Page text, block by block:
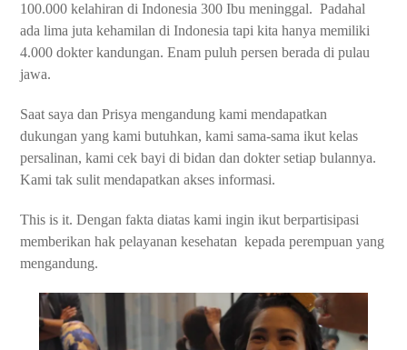
100.000 kelahiran di Indonesia 300 Ibu meninggal. Padahal
ada lima juta kehamilan di Indonesia tapi kita hanya memiliki
4.000 dokter kandungan. Enam puluh persen berada di pulau
jawa.
Saat saya dan Prisya mengandung kami mendapatkan
dukungan yang kami butuhkan, kami sama-sama ikut kelas
persalinan, kami cek bayi di bidan dan dokter setiap bulannya.
Kami tak sulit mendapatkan akses informasi.
This is it. Dengan fakta diatas kami ingin ikut berpartisipasi
memberikan hak pelayanan kesehatan kepada perempuan yang
mengandung.